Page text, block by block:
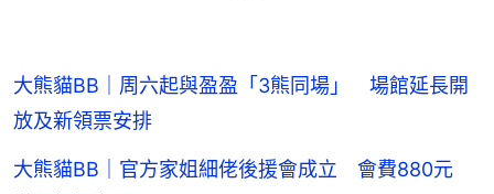
大熊貓BB｜周六起與盈盈「3熊同場」 場館延長開
放及新領票安排
大熊貓BB｜官方家姐細佬後援會成立 會費880元